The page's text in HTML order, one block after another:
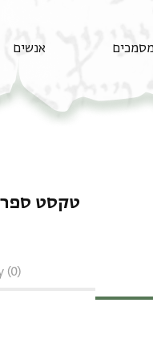
מסמכים אנשים
טקסט
(0)